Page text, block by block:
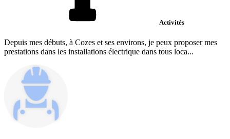
Activités
Depuis mes débuts, à Cozes et ses environs, je peux proposer mes
prestations dans les installations électrique dans tous loca...